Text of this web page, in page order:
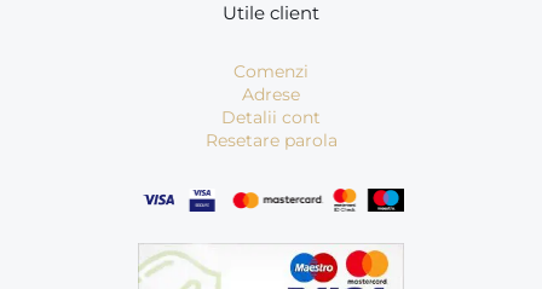
Utile client
Comenzi
Adrese
Detalii cont
Resetare parola